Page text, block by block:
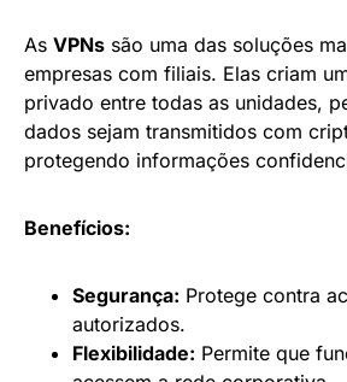
As VPNs são uma das soluções
empresas com filiais. Elas criam
privado entre todas as unidades,
dados sejam transmitidos com
protegendo informações
Benefícios:
Segurança: Protege contra
autorizados.
Flexibilidade: Permite que